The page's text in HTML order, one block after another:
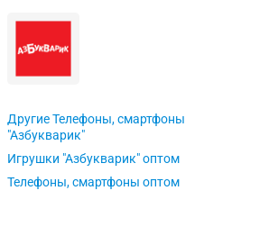
Другие Телефоны, смартфоны
"Азбукварик"
Игрушки "Азбукварик" оптом
Телефоны, смартфоны оптом